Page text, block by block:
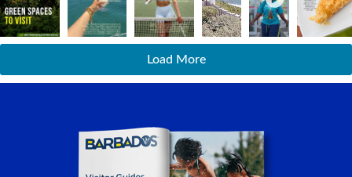
Load More